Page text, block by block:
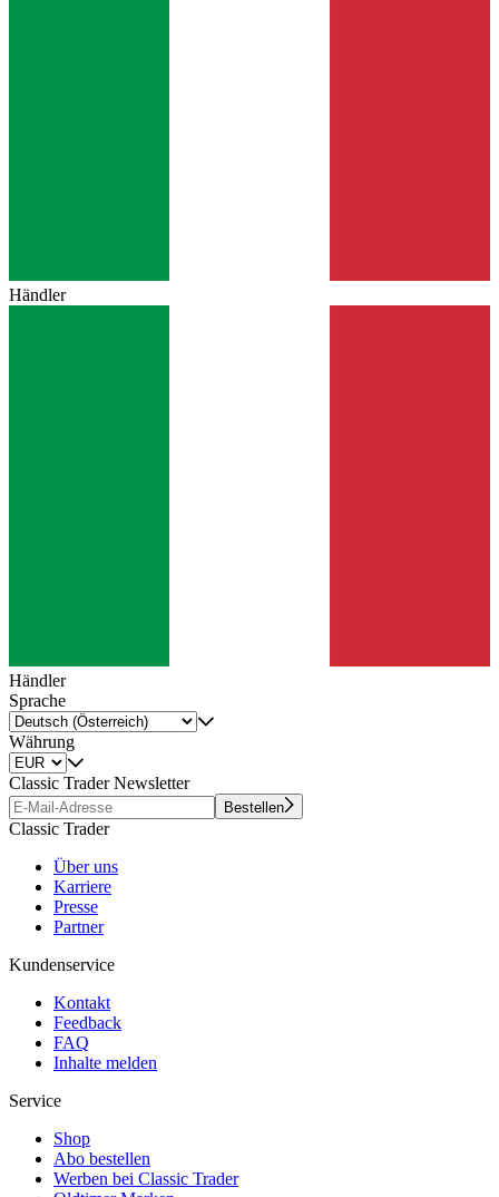
Händler
Händler
Sprache
Währung
Classic Trader Newsletter
Bestellen
Classic Trader
Über uns
Karriere
Presse
Partner
Kundenservice
Kontakt
Feedback
FAQ
Inhalte melden
Service
Shop
Abo bestellen
Werben bei Classic Trader